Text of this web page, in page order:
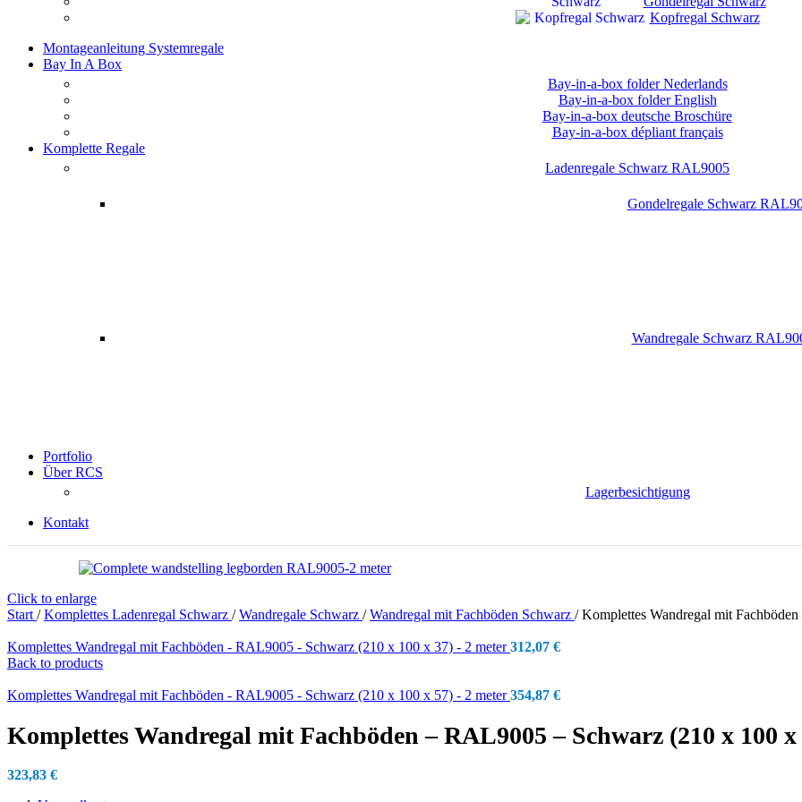
Kopfregal Schwarz
Montageanleitung Systemregale
Bay In A Box
Bay-in-a-box folder Nederlands
Bay-in-a-box folder English
Bay-in-a-box deutsche Broschüre
Bay-in-a-box dépliant français
Komplette Regale
Ladenregale Schwarz RAL9005
Gondelregale Schwarz
Wandregale Schwarz
Portfolio
Über RCS
Lagerbesichtigung
Kontakt
Click to enlarge
Start / Komplettes Ladenregal Schwarz / Wandregale Schwarz / Wandregal mit Fachböden Schwarz / Komplettes Wandregal mit
Komplettes Wandregal mit Fachböden - RAL9005 - Schwarz (210 x 100 x 37) - 2 meter312,07 €
Back to products
Komplettes Wandregal mit Fachböden - RAL9005 - Schwarz (210 x 100 x 57) - 2 meter354,87 €
Komplettes Wandregal mit Fachböden – RAL9005 – Schwarz (210 x 100 x
323,83 €